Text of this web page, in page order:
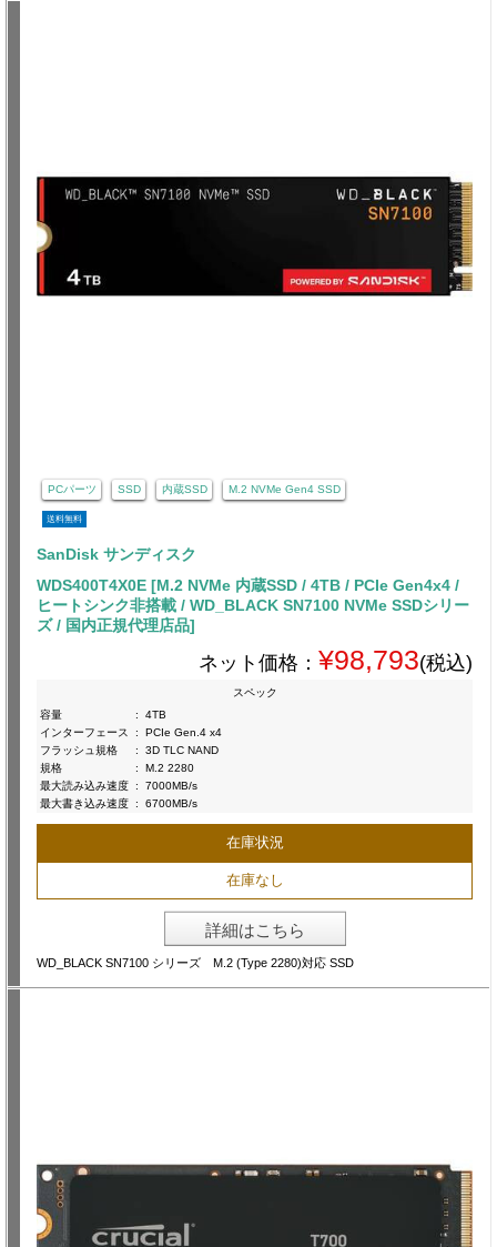
PCパーツ SSD 内蔵SSD M.2 NVMe Gen4 SSD
送料無料
SanDisk サンディスク
WDS400T4X0E [M.2 NVMe 内蔵SSD / 4TB / PCIe Gen4x4 /
ヒートシンク非搭載 / WD_BLACK SN7100 NVMe SSDシリー
ズ / 国内正規代理店品]
ネット価格： ¥98,793(税込)
スペック
容量
:
4TB
インターフェース
:
PCIe Gen.4 x4
フラッシュ規格
:
3D TLC NAND
規格
:
M.2 2280
最大読み込み速度 :
7000MB/s
最大書き込み速度 : 6700MB/s
在庫状況
在庫なし
詳細はこちら
WD_BLACK SN7100 シリーズ M.2 (Type 2280)対応 SSD